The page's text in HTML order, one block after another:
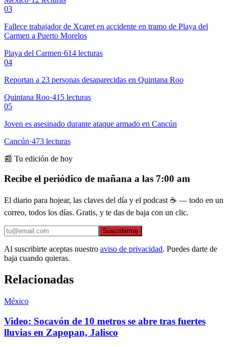
03
Fallece trabajador de Xcaret en accidente en tramo de Playa del
Carmen a Puerto Morelos
Playa del Carmen·614 lecturas
04
Reportan a 23 personas desaparecidas en Quintana Roo
Quintana Roo·415 lecturas
05
Joven es asesinado durante ataque armado en Cancún
Cancún·473 lecturas
📰 Tu edición de hoy
Recibe el periódico de mañana a las 7:00 am
El diario para hojear, las claves del día y el podcast ☕ — todo en un
correo, todos los días. Gratis, y te das de baja con un clic.
Suscribirme
Al suscribirte aceptas nuestro aviso de privacidad. Puedes darte de
baja cuando quieras.
Relacionadas
México
Video: Socavón de 10 metros se abre tras fuertes
lluvias en Zapopan, Jalisco